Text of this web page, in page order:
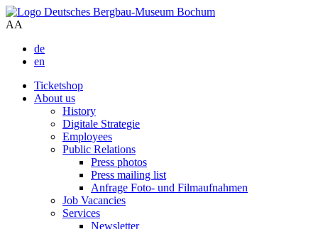
AA
de
en
Ticketshop
About us
History
Digitale Strategie
Employees
Public Relations
Press photos
Press mailing list
Anfrage Foto- und Filmaufnahmen
Job Vacancies
Services
Newsletter